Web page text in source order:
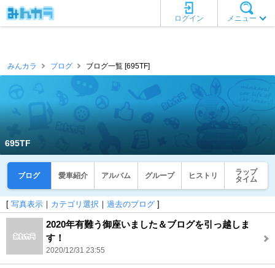
メニュー
ログイン
みんカラ ブログ ブログ一覧 [695TF]
695TF
ブログ 愛車紹介 アルバム グループ ヒストリ
ラップ
タイム
[ 写真表示 ｜ カテゴリ選択 ｜ 過去のブログ ]
2020年有難う御座いました＆ブログを引っ越しま
す！
2020/12/31 23:55